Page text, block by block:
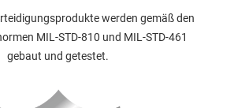
werden gemäß den
MIL-STD-810 und MIL-STD-461
gebaut und getestet.